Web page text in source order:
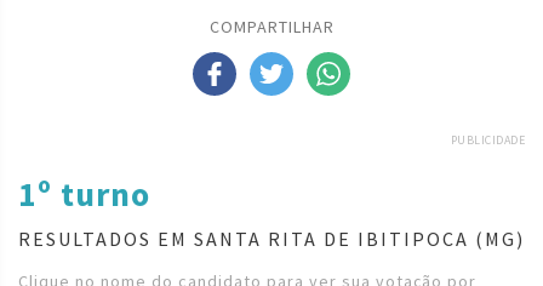
COMPARTILHAR
PUBLICIDADE
1º turno
RESULTADOS EM SANTA RITA DE IBITIPOCA (MG)
Clique no nome do candidato para ver sua votação por